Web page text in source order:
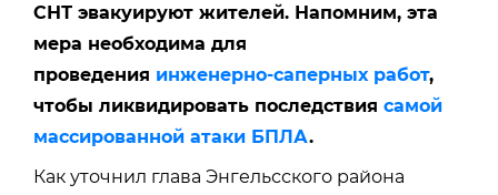
СНТ эвакуируют жителей. Напомним, эта
мера необходима для
проведения инженерно-саперных работ,
чтобы ликвидировать последствия самой
массированной атаки БПЛА.
Как уточнил глава Энгельсского района